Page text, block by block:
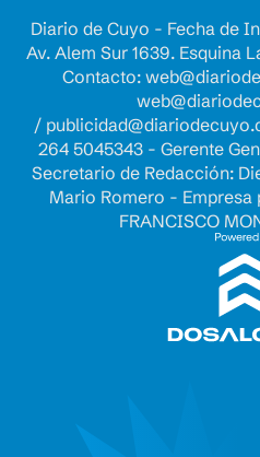
Diario de Cuyo - Fecha de
Av. Alem Sur 1639. Esquina
Contacto:
/
264 5045343 - Gerente
Secretario de Redacción:
Mario Romero -
FRANCISCO